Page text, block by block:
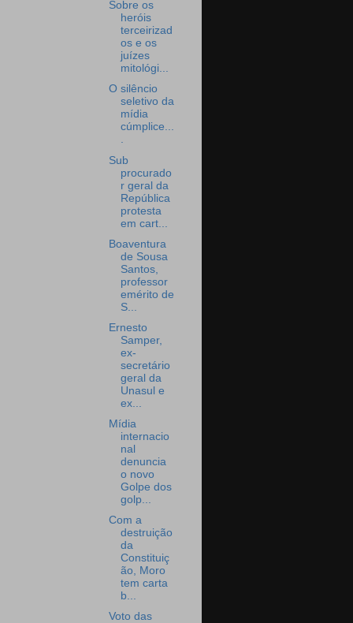
Sobre os
heróis
terceirizad
os e os
juízes
mitológi...
O silêncio
seletivo da
mídia
cúmplice...
.
Sub
procurado
r geral da
República
protesta
em cart...
Boaventura
de Sousa
Santos,
professor
emérito de
S...
Ernesto
Samper,
ex-
secretário
geral da
Unasul e
ex...
Mídia
internacio
nal
denuncia
o novo
Golpe dos
golp...
Com a
destruição
da
Constituiç
ão, Moro
tem carta
b...
Voto das